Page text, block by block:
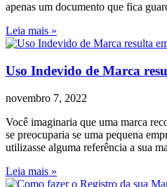
apenas um documento que fica
Leia mais »
Uso Indevido de Marca
novembro 7, 2022
Você imaginaria que uma marca
se preocuparia se uma pequena
utilizasse alguma referência a sua
Leia mais »